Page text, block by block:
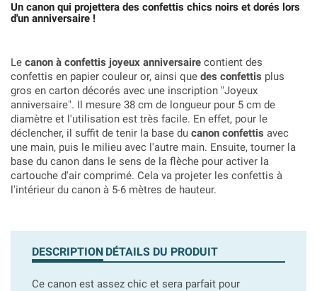
Un canon qui projettera des confettis chics noirs et dorés lors
d'un anniversaire !
Le canon à confettis joyeux anniversaire contient des
confettis en papier couleur or, ainsi que des confettis plus
gros en carton décorés avec une inscription "Joyeux
anniversaire". Il mesure 38 cm de longueur pour 5 cm de
diamètre et l'utilisation est très facile. En effet, pour le
déclencher, il suffit de tenir la base du canon confettis avec
une main, puis le milieu avec l'autre main. Ensuite, tourner la
base du canon dans le sens de la flèche pour activer la
cartouche d'air comprimé. Cela va projeter les confettis à
l'intérieur du canon à 5-6 mètres de hauteur.
DESCRIPTION DÉTAILS DU PRODUIT
Ce canon est assez chic et sera parfait pour